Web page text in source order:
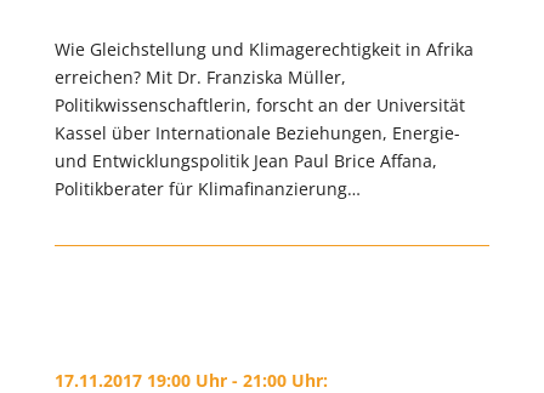
Wie Gleichstellung und Klimagerechtigkeit in Afrika
erreichen? Mit Dr. Franziska Müller,
Politikwissenschaftlerin, forscht an der Universität
Kassel über Internationale Beziehungen, Energie-
und Entwicklungspolitik Jean Paul Brice Affana,
Politikberater für Klimafinanzierung…
17.11.2017 19:00 Uhr - 21:00 Uhr: